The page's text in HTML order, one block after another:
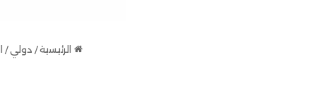
الرئيسية / دولي /